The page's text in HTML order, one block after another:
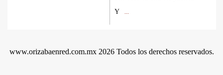
Y
www.orizabaenred.com.mx 2026 Todos los derechos reservados.